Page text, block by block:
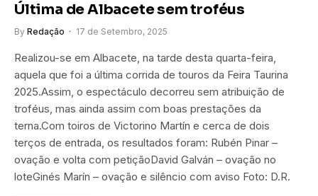
Última de Albacete sem troféus
By Redação 17 de Setembro, 2025
Realizou-se em Albacete, na tarde desta quarta-feira,
aquela que foi a última corrida de touros da Feira Taurina
2025.Assim, o espectáculo decorreu sem atribuição de
troféus, mas ainda assim com boas prestações da
terna.Com toiros de Victorino Martín e cerca de dois
terços de entrada, os resultados foram: Rubén Pinar –
ovação e volta com petiçãoDavid Galván – ovação no
loteGinés Marín – ovação e silêncio com aviso Foto: D.R.